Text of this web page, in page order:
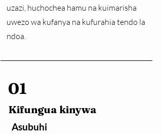
uzazi, huchochea hamu na kuimarisha
uwezo wa kufanya na kufurahia tendo la
ndoa.
01
Kifungua kinywa
Asubuhi